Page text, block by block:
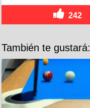
242
También te gustará: